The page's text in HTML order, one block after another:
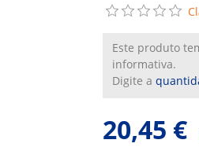
Este produto
informativa.
Digite a
20,45 €